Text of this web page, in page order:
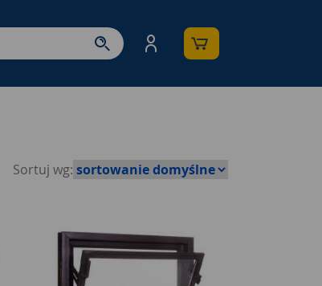
do strony produktów. Spacja – otwórz/
Sortuj wg: